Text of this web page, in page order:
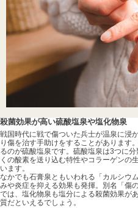
殺菌効果が高い硫酸塩泉や塩化物泉
戦国時代に戦で傷ついた兵士が温泉に浸
り傷を治す手助けをすることがあります
るのが硫酸塩泉です。硫酸塩泉は3つに
くの酸素を送り込む特性やコラーゲンの
います。
なかでも石膏泉ともいわれる「カルシウ
みや炎症を抑える効果も発揮。別名「傷
では、塩化物泉も塩分による殺菌効果が
質だといえるでしょう。